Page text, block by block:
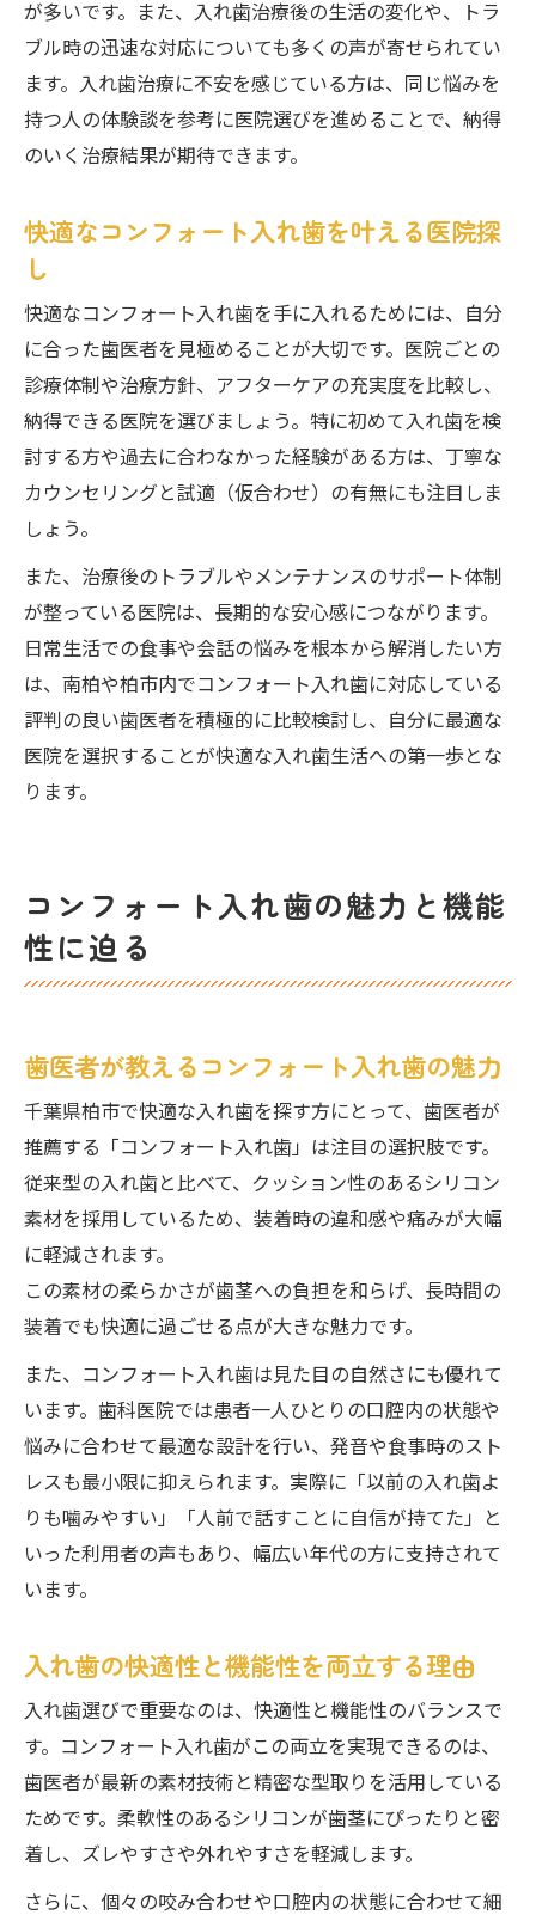
が多いです。また、入れ歯治療後の生活の変化や、トラ
ブル時の迅速な対応についても多くの声が寄せられてい
ます。入れ歯治療に不安を感じている方は、同じ悩みを
持つ人の体験談を参考に医院選びを進めることで、納得
のいく治療結果が期待できます。
快適なコンフォート入れ歯を叶える医院探
し
快適なコンフォート入れ歯を手に入れるためには、自分
に合った歯医者を見極めることが大切です。医院ごとの
診療体制や治療方針、アフターケアの充実度を比較し、
納得できる医院を選びましょう。特に初めて入れ歯を検
討する方や過去に合わなかった経験がある方は、丁寧な
カウンセリングと試適（仮合わせ）の有無にも注目しま
しょう。
また、治療後のトラブルやメンテナンスのサポート体制
が整っている医院は、長期的な安心感につながります。
日常生活での食事や会話の悩みを根本から解消したい方
は、南柏や柏市内でコンフォート入れ歯に対応している
評判の良い歯医者を積極的に比較検討し、自分に最適な
医院を選択することが快適な入れ歯生活への第一歩とな
ります。
コンフォート入れ歯の魅力と機能
性に迫る
歯医者が教えるコンフォート入れ歯の魅力
千葉県柏市で快適な入れ歯を探す方にとって、歯医者が
推薦する「コンフォート入れ歯」は注目の選択肢です。
従来型の入れ歯と比べて、クッション性のあるシリコン
素材を採用しているため、装着時の違和感や痛みが大幅
に軽減されます。
この素材の柔らかさが歯茎への負担を和らげ、長時間の
装着でも快適に過ごせる点が大きな魅力です。
また、コンフォート入れ歯は見た目の自然さにも優れて
います。歯科医院では患者一人ひとりの口腔内の状態や
悩みに合わせて最適な設計を行い、発音や食事時のスト
レスも最小限に抑えられます。実際に「以前の入れ歯よ
りも噛みやすい」「人前で話すことに自信が持てた」と
いった利用者の声もあり、幅広い年代の方に支持されて
います。
入れ歯の快適性と機能性を両立する理由
入れ歯選びで重要なのは、快適性と機能性のバランスで
す。コンフォート入れ歯がこの両立を実現できるのは、
歯医者が最新の素材技術と精密な型取りを活用している
ためです。柔軟性のあるシリコンが歯茎にぴったりと密
着し、ズレやすさや外れやすさを軽減します。
さらに、個々の咬み合わせや口腔内の状態に合わせて細